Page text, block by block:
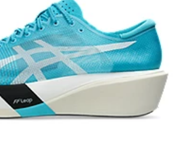
your foot throughout your step
foot forward
rubber
grip for various terrains
shoe's main upper material is made
to reduce waste and carbon
with the solution dyeing